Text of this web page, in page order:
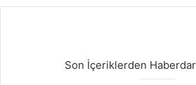
Son İçeriklerden